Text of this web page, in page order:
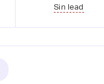
Sin lead